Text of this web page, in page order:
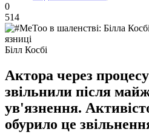
0
514
Білл Косбі
Актора через
звільнили після
ув'язнення.
обурило це